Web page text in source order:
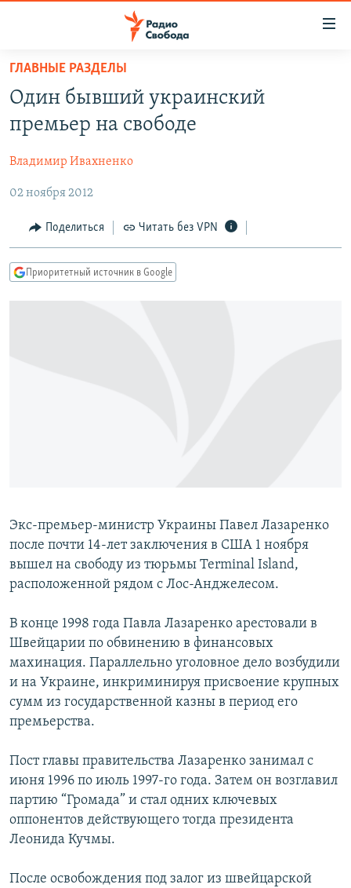
упрощенного
доступа
основному
Вернутся
главной
навигации
Вернутся
ПРОГРАММЫ
ПОДКАСТЫ
АВТОРСКИЕ ПРОЕКТЫ
ЦИТАТЫ СВОБОДЫ
МНЕНИЯ
КУЛЬТУРА
IDEL.РЕАЛИИ
КАВКАЗ.РЕАЛИИ
Все сайты РСЕ/РС
ГЛАВНЫЕ РАЗДЕЛЫ
Один бывший украинский
премьер на свободе
Владимир Ивахненко
02 ноября 2012
Поделиться Читать без VPN
Приоритетный источник в Google
Экс-премьер-министр Украины Павел Лазаренко
после почти 14-лет заключения в США 1 ноября
вышел на свободу из тюрьмы Terminal Island,
расположенной рядом с Лос-Анджелесом.
В конце 1998 года Павла Лазаренко арестовали в
Швейцарии по обвинению в финансовых
махинация. Параллельно уголовное дело возбудили
и на Украине, инкриминируя присвоение крупных
сумм из государственной казны в период его
премьерства.
Пост главы правительства Лазаренко занимал с
июня 1996 по июль 1997-го года. Затем он возглавил
партию “Громада” и стал одних ключевых
оппонентов действующего тогда президента
Леонида Кучмы.
После освобождения под залог из швейцарской